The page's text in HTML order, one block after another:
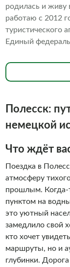
родилась и живу
работаю с 2012
туристического
Единый
экскурсовод в
аккредитацию по
экскурсовод
Полесск:
немецкой
Что ждёт
Поездка в
атмосферу
прошлым. Когда-
пунктом на
это уютный
замедлило свой
кто хочет
маршруты, но и
глубинки.